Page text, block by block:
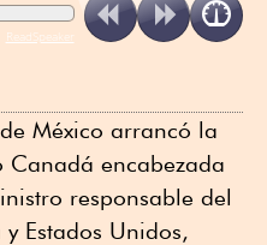
ReadSpeaker
México arrancó la
Canadá encabezada
responsable del
Estados Unidos,